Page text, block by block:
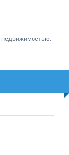
недвижимостью.